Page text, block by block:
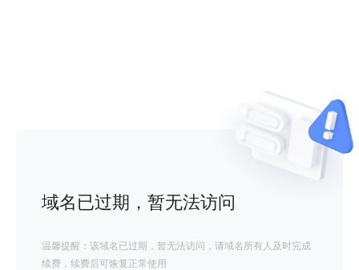
域名已过期，暂无法访问
温馨提醒：该域名已过期，暂无法访问，请域名所有人及时完成
续费，续费后可恢复正常使用